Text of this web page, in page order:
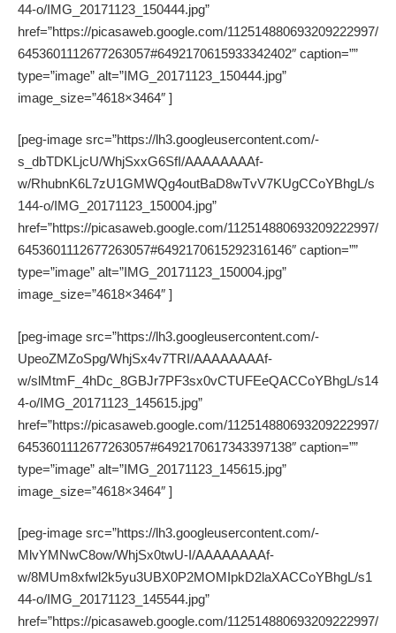
44-o/IMG_20171123_150444.jpg”
href=”https://picasaweb.google.com/112514880693209222997/
6453601112677263057#6492170615933342402″ caption=””
type=”image” alt=”IMG_20171123_150444.jpg”
image_size=”4618×3464″ ]
[peg-image src=”https://lh3.googleusercontent.com/-
s_dbTDKLjcU/WhjSxxG6SfI/AAAAAAAAf-
w/RhubnK6L7zU1GMWQg4outBaD8wTvV7KUgCCoYBhgL/s
144-o/IMG_20171123_150004.jpg”
href=”https://picasaweb.google.com/112514880693209222997/
6453601112677263057#6492170615292316146″ caption=””
type=”image” alt=”IMG_20171123_150004.jpg”
image_size=”4618×3464″ ]
[peg-image src=”https://lh3.googleusercontent.com/-
UpeoZMZoSpg/WhjSx4v7TRI/AAAAAAAAf-
w/slMtmF_4hDc_8GBJr7PF3sx0vCTUFEeQACCoYBhgL/s14
4-o/IMG_20171123_145615.jpg”
href=”https://picasaweb.google.com/112514880693209222997/
6453601112677263057#6492170617343397138″ caption=””
type=”image” alt=”IMG_20171123_145615.jpg”
image_size=”4618×3464″ ]
[peg-image src=”https://lh3.googleusercontent.com/-
MlvYMNwC8ow/WhjSx0twU-I/AAAAAAAAf-
w/8MUm8xfwl2k5yu3UBX0P2MOMIpkD2laXACCoYBhgL/s1
44-o/IMG_20171123_145544.jpg”
href=”https://picasaweb.google.com/112514880693209222997/